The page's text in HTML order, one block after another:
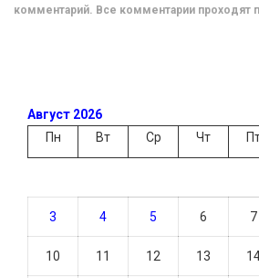
комментарий. Все комментарии проходят
Август 2026
Пн
Вт Ср Чт
3 4 5 6 7
10 11 12 13